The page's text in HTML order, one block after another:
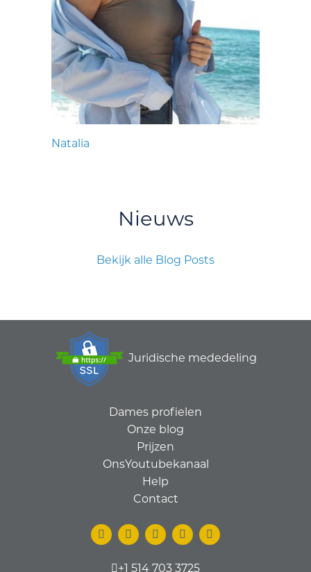
Natalia
Nieuws
Bekijk alle Blog Posts
Juridische mededeling
Dames profielen
Onze blog
Prijzen
OnsYoutubekanaal
Help
Contact
+1 514 703 3725